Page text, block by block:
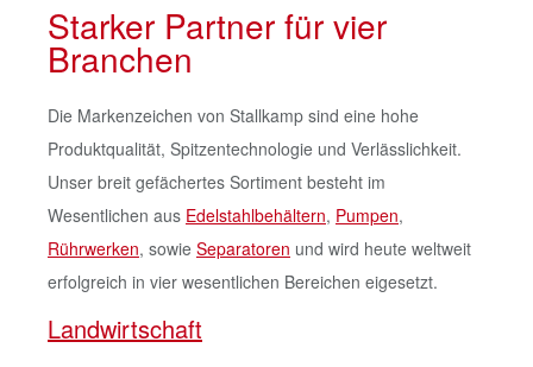
Starker Partner für vier
Branchen
Die Markenzeichen von Stallkamp sind eine hohe
Produktqualität, Spitzentechnologie und Verlässlichkeit.
Unser breit gefächertes Sortiment besteht im
Wesentlichen aus Edelstahlbehältern, Pumpen,
Rührwerken, sowie Separatoren und wird heute weltweit
erfolgreich in vier wesentlichen Bereichen eigesetzt.
Landwirtschaft